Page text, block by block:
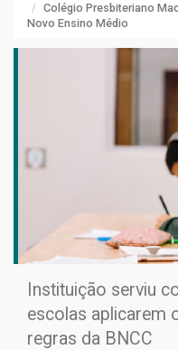
Colégio Presbiteriano
Novo Ensino Médio
Instituição serviu
escolas aplicarem
regras da BNCC